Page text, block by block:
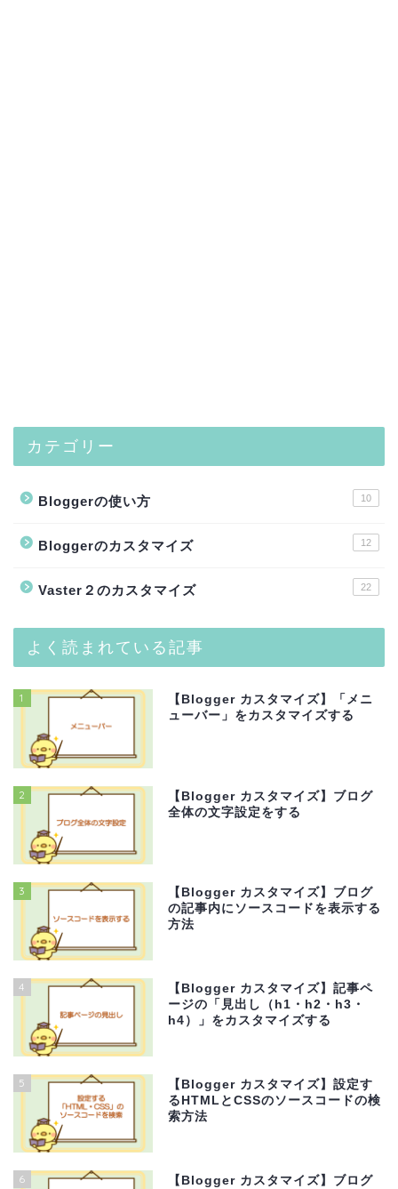
カテゴリー
Bloggerの使い方 10
Bloggerのカスタマイズ 12
Vaster２のカスタマイズ 22
よく読まれている記事
1
【Blogger カスタマイズ】「メニ
ューバー」をカスタマイズする
2
【Blogger カスタマイズ】ブログ
全体の文字設定をする
3
【Blogger カスタマイズ】ブログ
の記事内にソースコードを表示する
方法
4
【Blogger カスタマイズ】記事ペ
ージの「見出し（h1・h2・h3・
h4）」をカスタマイズする
5
【Blogger カスタマイズ】設定す
るHTMLとCSSのソースコードの検
索方法
6
【Blogger カスタマイズ】ブログ